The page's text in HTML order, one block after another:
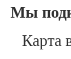
Мы
Карта